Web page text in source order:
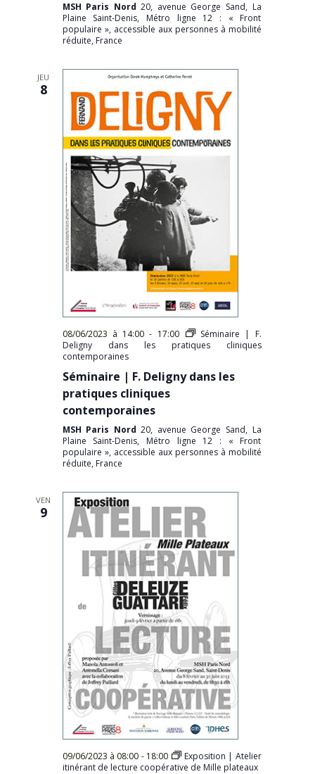
MSH Paris Nord20, avenue George Sand, La
Plaine Saint-Denis, Métro ligne 12 : « Front
populaire », accessible aux personnes à mobilité
réduite, France
JEU
8
08/06/2023 à 14:00 - 17:00
Séminaire | F.
Deligny dans les pratiques cliniques
contemporaines
Séminaire | F. Deligny dans les
pratiques cliniques
contemporaines
MSH Paris Nord20, avenue George Sand, La
Plaine Saint-Denis, Métro ligne 12 : « Front
populaire », accessible aux personnes à mobilité
réduite, France
VEN
9
09/06/2023 à 08:00 - 18:00
Exposition | Atelier
itinérant de lecture coopérative de Mille plateaux